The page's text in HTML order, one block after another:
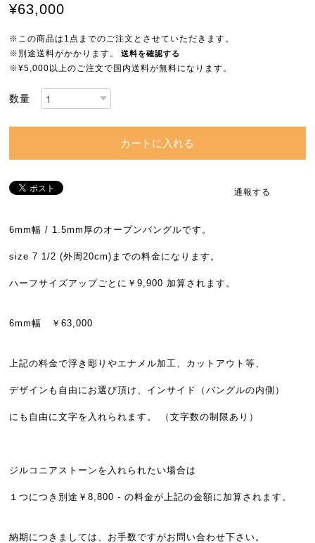
¥63,000
※この商品は1点までのご注文とさせていただきます。
※別途送料がかかります。
送料を確認する
※¥5,000以上のご注文で国内送料が無料になります。
数量
カートに入れる
通報する
6mm幅 / 1.5mm厚のオープンバングルです。
size 7 1/2 (外周20cm)までの料金になります。
ハーフサイズアップごとに￥9,900 加算されます。
6mm幅 ￥63,000
上記の料金で浮き彫りやエナメル加工、カットアウト等、
デザインも自由にお選び頂け、インサイド（バングルの内側）
にも自由に文字を入れられます。 （文字数の制限あり）
ジルコニアストーンを入れられたい場合は
１つにつき別途￥8,800 - の料金が上記の金額に加算されます。
納期につきましては、お手数ですがお問い合わせ下さい。